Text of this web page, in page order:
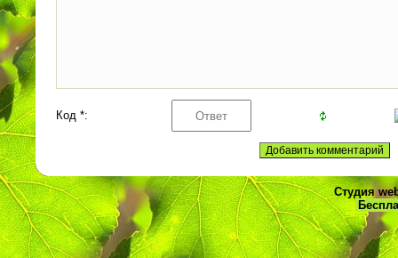
Код *:
Студия